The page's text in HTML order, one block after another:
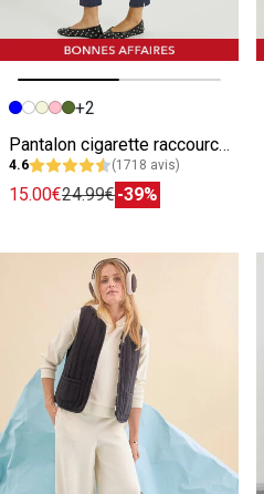
Image précédente
Image suivante
+2
Pantalon cigarette raccourci femme
4.6 (1718 avis)
15.00€24.99€-39%